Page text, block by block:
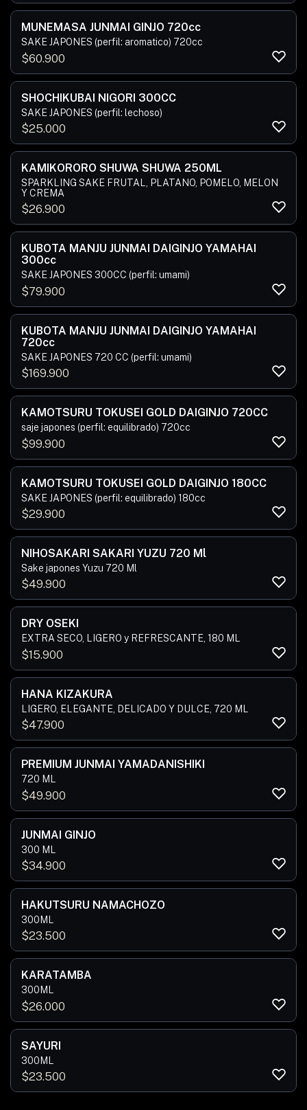
MUNEMASA JUNMAI GINJO 720cc
SAKE JAPONES (perfil: aromatico) 720cc
$60.900
SHOCHIKUBAI NIGORI 300CC
SAKE JAPONES (perfil: lechoso)
$25.000
KAMIKORORO SHUWA SHUWA 250ML
SPARKLING SAKE FRUTAL, PLATANO, POMELO, MELON
Y CREMA
$26.900
KUBOTA MANJU JUNMAI DAIGINJO YAMAHAI
300cc
SAKE JAPONES 300CC (perfil: umami)
$79.900
KUBOTA MANJU JUNMAI DAIGINJO YAMAHAI
720cc
SAKE JAPONES 720 CC (perfil: umami)
$169.900
KAMOTSURU TOKUSEI GOLD DAIGINJO 720CC
saje japones (perfil: equilibrado) 720cc
$99.900
KAMOTSURU TOKUSEI GOLD DAIGINJO 180CC
SAKE JAPONES (perfil: equilibrado) 180cc
$29.900
NIHOSAKARI SAKARI YUZU 720 Ml
Sake japones Yuzu 720 Ml
$49.900
DRY OSEKI
EXTRA SECO, LIGERO y REFRESCANTE, 180 ML
$15.900
HANA KIZAKURA
LIGERO, ELEGANTE, DELICADO Y DULCE, 720 ML
$47.900
PREMIUM JUNMAI YAMADANISHIKI
720 ML
$49.900
JUNMAI GINJO
300 ML
$34.900
HAKUTSURU NAMACHOZO
300ML
$23.500
KARATAMBA
300ML
$26.000
SAYURI
300ML
$23.500